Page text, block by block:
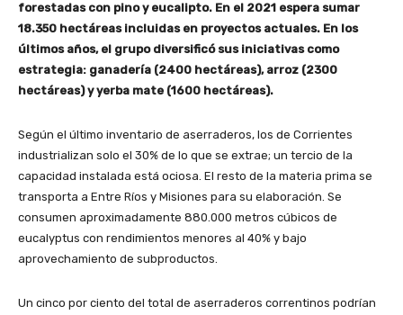
forestadas con pino y eucalipto. En el 2021 espera sumar
18.350 hectáreas incluidas en proyectos actuales. En los
últimos años, el grupo diversificó sus iniciativas como
estrategia: ganadería (2400 hectáreas), arroz (2300
hectáreas) y yerba mate (1600 hectáreas).
Según el último inventario de aserraderos, los de Corrientes
industrializan solo el 30% de lo que se extrae; un tercio de la
capacidad instalada está ociosa. El resto de la materia prima se
transporta a Entre Ríos y Misiones para su elaboración. Se
consumen aproximadamente 880.000 metros cúbicos de
eucalyptus con rendimientos menores al 40% y bajo
aprovechamiento de subproductos.
Un cinco por ciento del total de aserraderos correntinos podrían